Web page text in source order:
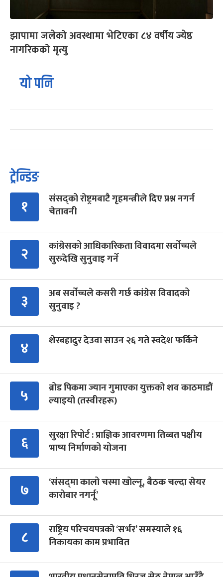
झापामा जलेको अवस्थामा भेटिएका ८४ वर्षीय ज्येष्ठ
नागरिकको मृत्यु
यो पनि
ट्रेन्डिङ
१
संसद्को रोष्ट्रमबाटै गृहमन्त्रीले दिए प्रश्न नगर्न
चेतावनी
२
कांग्रेसको आधिकारिकता विवादमा सर्वोच्चले
सुरुदेखि सुनुवाइ गर्ने
३
अब सर्वोच्चले कसरी गर्छ कांग्रेस विवादको
सुनुवाइ ?
४ शेरबहादुर देउवा साउन २६ गते स्वदेश फर्किने
५
ब्रोड पिकमा ज्यान गुमाएका युक्तको शव काठमाडौं
ल्याइयो (तस्वीरहरू)
६
सुरक्षा रिपोर्ट : प्राज्ञिक आवरणमा तिब्बत पक्षीय
भाष्य निर्माणको योजना
७
‘संसद्‍मा कालो चस्मा खोल्नू, बैठक चल्दा सेयर
कारोबार नगर्नू’
८
राष्ट्रिय परिचयपत्रको ‘सर्भर’ समस्याले १६
निकायका काम प्रभावित